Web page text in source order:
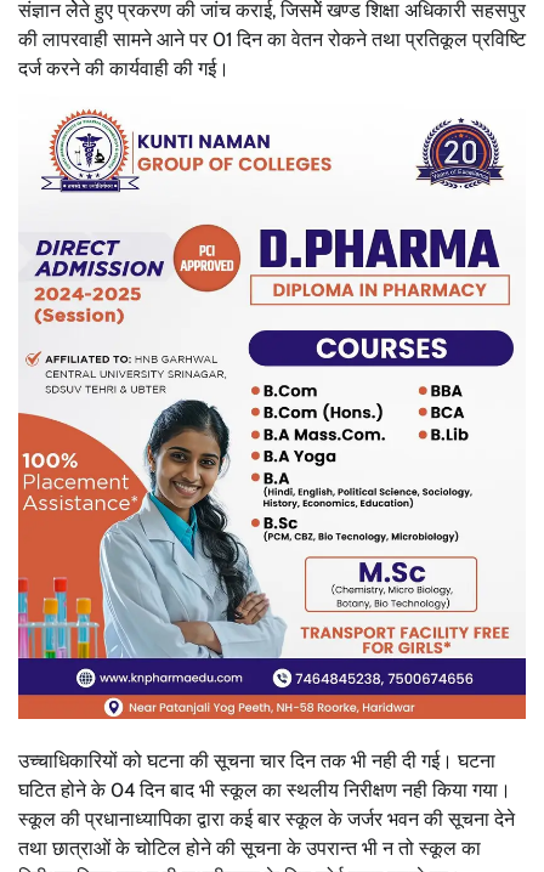
संज्ञान लेेते हुए प्रकरण की जांच कराई, जिसमेें खण्ड शिक्षा अधिकारी सहसपुर
की लापरवाही सामने आने पर 01 दिन का वेतन रोकने तथा प्रतिकूल प्रविष्टि
दर्ज करने की कार्यवाही की गई।
उच्चाधिकारियों को घटना की सूचना चार दिन तक भी नही दी गई। घटना
घटित होने के 04 दिन बाद भी स्कूल का स्थलीय निरीक्षण नही किया गया।
स्कूल की प्रधानाध्यापिका द्वारा कई बार स्कूल के जर्जर भवन की सूचना देने
तथा छात्राओं के चोटिल होने की सूचना के उपरान्त भी न तो स्कूल का